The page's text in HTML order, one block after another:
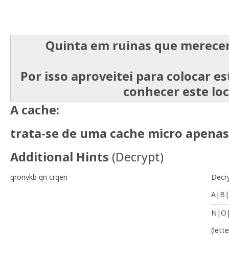
Quinta em ruinas que
Por isso aproveitei para colocar
conhecer este
A cache:
trata-se de uma cache micro
Additional Hints (Decrypt)
qronvkb qn crqen